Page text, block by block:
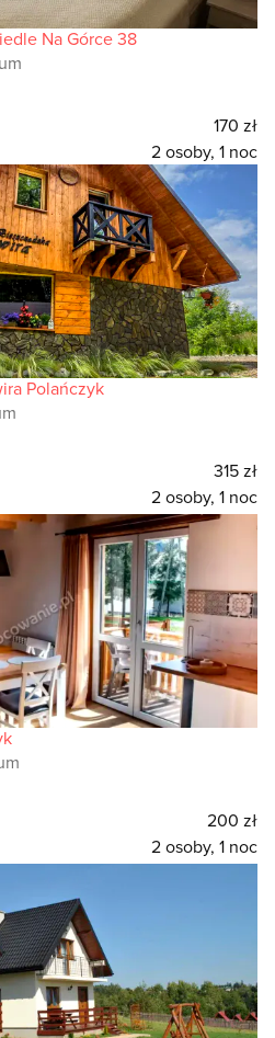
Na Górce 38
170 zł
2 osoby, 1 noc
Polańczyk
315 zł
2 osoby, 1 noc
200 zł
2 osoby, 1 noc